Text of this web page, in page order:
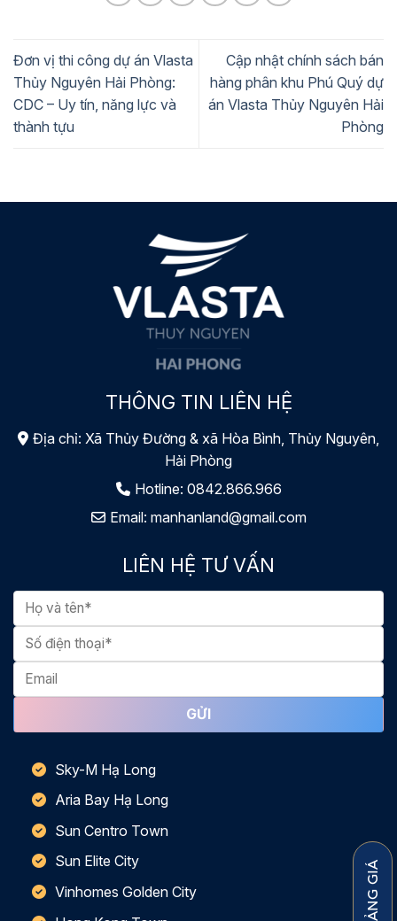
Đơn vị thi công dự án Vlasta
Thủy Nguyên Hải Phòng:
CDC – Uy tín, năng lực và
thành tựu
Cập nhật chính sách bán
hàng phân khu Phú Quý dự
án Vlasta Thủy Nguyên Hải
Phòng
THÔNG TIN LIÊN HỆ
Địa chỉ: Xã Thủy Đường & xã Hòa Bình, Thủy Nguyên,
Hải Phòng
Hotline: 0842.866.966
Email: manhanland@gmail.com
LIÊN HỆ TƯ VẤN
Sky-M Hạ Long
Aria Bay Hạ Long
Sun Centro Town
Sun Elite City
Vinhomes Golden City